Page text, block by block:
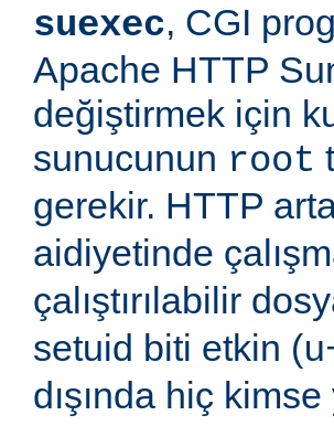
suexec, CGI
Apache HTTP
değiştirmek için
sunucunun root
gerekir. HTTP
aidiyetinde
çalıştırılabilir
setuid biti etkin (
dışında hiç kimse